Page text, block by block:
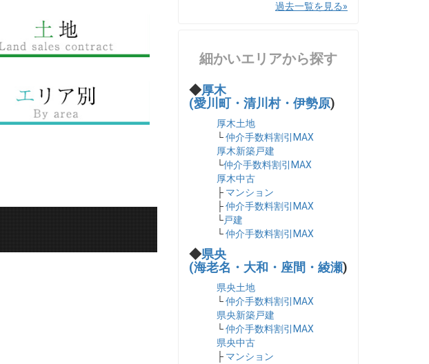
過去一覧を見る
細かいエリアから探す
◆厚木
(愛川町・清川村・伊勢原)
厚木土地
└仲介手数料割引MAX
厚木新築戸建
└仲介手数料割引MAX
厚木中古
├ マンション
├仲介手数料割引MAX
└戸建
└仲介手数料割引MAX
◆県央
(海老名・大和・座間・綾瀬)
県央土地
└仲介手数料割引MAX
県央新築戸建
└仲介手数料割引MAX
県央中古
├ マンション